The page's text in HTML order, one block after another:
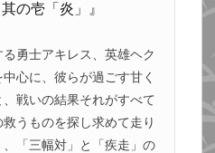
の壱「炎」』
勇士アキレス、英雄ヘク
心に、彼らが過ごす甘く
戦いの結果それがすべて
うものを探し求めて走り
「三幅対」と「疾走」の